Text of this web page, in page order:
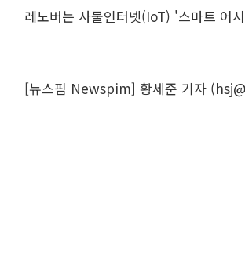
레노버는 사물인터넷(IoT) '스마트 어
[뉴스핌 Newspim] 황세준 기자